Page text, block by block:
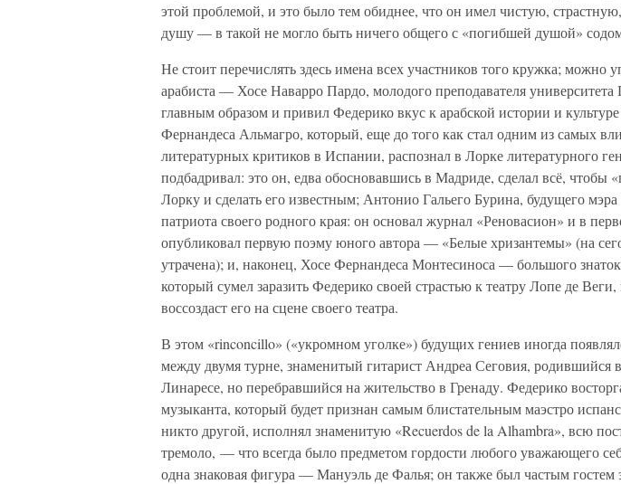
этой проблемой, и это было тем обиднее, что он имел чистую,
душу — в такой не могло быть ничего общего с «погибшей душой»
Не стоит перечислять здесь имена всех участников того кружка; можно
арабиста — Хосе Наварро Пардо, молодого преподавателя университета
главным образом и привил Федерико вкус к арабской истории и
Фернандеса Альмагро, который, еще до того как стал одним из самых
литературных критиков в Испании, распознал в Лорке литературного
подбадривал: это он, едва обосновавшись в Мадриде, сделал всё, чтобы
Лорку и сделать его известным; Антонио Гальего Бурина, будущего
патриота своего родного края: он основал журнал «Реновасион» и в
опубликовал первую поэму юного автора — «Белые хризантемы» (на
утрачена); и, наконец, Хосе Фернандеса Монтесиноса — большого
который сумел заразить Федерико своей страстью к театру Лопе де Веги,
воссоздаст его на сцене своего театра.
В этом «rinconcillo» («укромном уголке») будущих гениев иногда
между двумя турне, знаменитый гитарист Андреа Сеговия, родившийся
Линаресе, но перебравшийся на жительство в Гренаду. Федерико
музыканта, который будет признан самым блистательным маэстро
никто другой, исполнял знаменитую «Recuerdos de la Alhambra», всю
тремоло, — что всегда было предметом гордости любого уважающего
одна знаковая фигура — Мануэль де Фалья; он также был частым гостем